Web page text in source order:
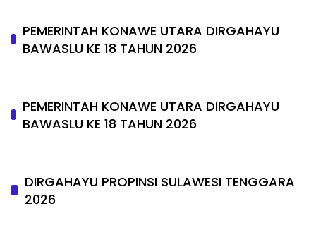
PEMERINTAH KONAWE UTARA DIRGAHAYU
BAWASLU KE 18 TAHUN 2026
PEMERINTAH KONAWE UTARA DIRGAHAYU
BAWASLU KE 18 TAHUN 2026
DIRGAHAYU PROPINSI SULAWESI TENGGARA
2026